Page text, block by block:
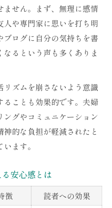
せん。まず、無理に感情
人や専門家に思いを打ち明
ブログに自分の気持ちを書
るという声も多くありま
リズムを崩さないよう意識
ることも効果的です。夫婦
グやコミュニケーション
的な負担が軽減されたと
ます。
安心感とは
徴
読者への効果